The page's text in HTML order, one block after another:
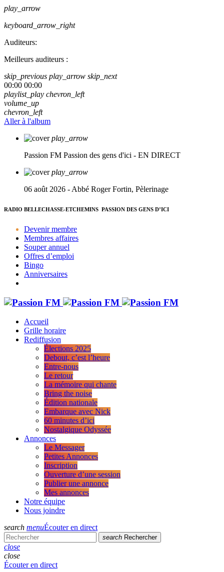
play_arrow
keyboard_arrow_right
Auditeurs:
Meilleurs auditeurs :
skip_previous play_arrow skip_next
00:00 00:00
playlist_play chevron_left
volume_up
chevron_left
Aller à l'album
play_arrow
Passion FM Passion des gens d'ici - EN DIRECT
play_arrow
06 août 2026 - Abbé Roger Fortin, Pèlerinage
RADIO BELLECHASSE-ETCHEMINS PASSION DES GENS D’ICI
Devenir membre
Membres affaires
Souper annuel
Offres d’emploi
Bingo
Anniversaires
Accueil
Grille horaire
Rediffusion
Élections 2025
Debout, c’est l’heure
Entre-nous
Le retour
La mémoire qui chante
Bring the noise
Édition nationale
Embarque avec Nick
60 minutes d’ici
Nostalgique Odyssée
Annonces
Le Messager
Petites Annonces
Inscription
Ouverture d’une session
Publier une annonce
Mes annonces
Notre équipe
Nous joindre
search menuÉcouter en direct
search Rechercher
close
close
Écouter en direct